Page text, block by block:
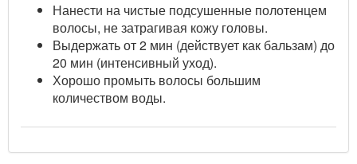
Нанести на чистые подсушенные полотенцем
волосы, не затрагивая кожу головы.
Выдержать от 2 мин (действует как бальзам) до
20 мин (интенсивный уход).
Хорошо промыть волосы большим
количеством воды.